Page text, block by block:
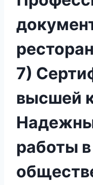
7)
высшей
работы